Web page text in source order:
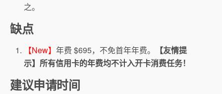
之。
缺点
【New】年费 $695，不免首年年费。
【友情提
示】所有信用卡的年费均不计入开卡消费任务！
建议申请时间